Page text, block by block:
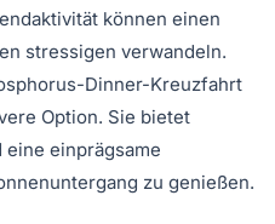
können einen
stressigen verwandeln.
Dinner-Kreuzfahrt
Option. Sie bietet
einprägsame
zu genießen.